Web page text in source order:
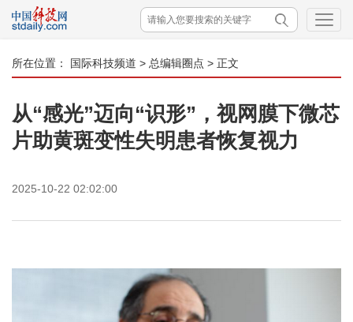
所在位置： 国际科技频道 > 总编辑圈点 > 正文
从“感光”迈向“识形”，视网膜下微芯
片助黄斑变性失明患者恢复视力
2025-10-22 02:02:00